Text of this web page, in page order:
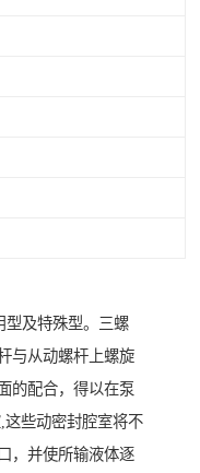
型及特殊型。三螺
与从动螺杆上螺旋
的配合，得以在泵
些动密封腔室将不
，并使所输液体逐